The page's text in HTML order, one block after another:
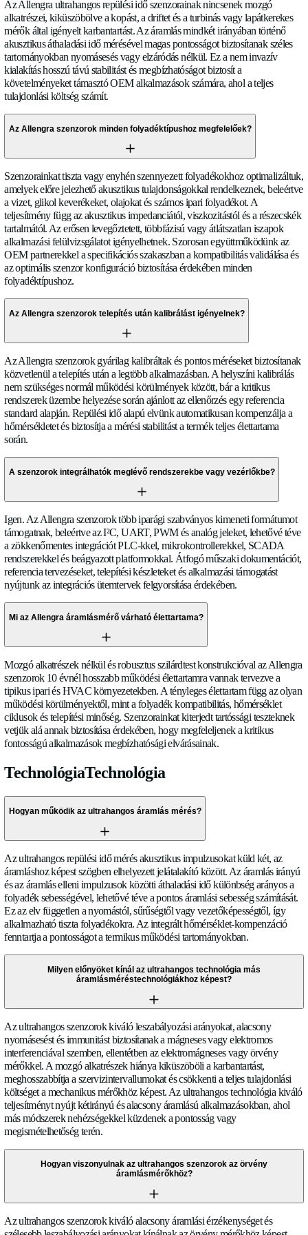
RÓLUNK
HÍREK
KARRIER
KAPCSOLAT
English
Deutsch
Espanol
Francais
Romana
Italiano
日本語
LinkedInTwitterFacebook
Mi teszi az Allengra áramlásmérőit különbözővé a
mechanikus mérőktől?
Az Allengra ultrahangos repülési idő szenzorainak nincsenek
alkatrészei, kiküszöbölve a kopást, a driftet és a turbinás vagy
mérők által igényelt karbantartást. Az áramlás mindkét
akusztikus áthaladási idő mérésével magas pontosságot
tartományokban nyomásesés vagy elzáródás nélkül. Ez a
követelményeket támasztó OEM alkalmazások számára, ahol
tulajdonlási költség számít.
Az Allengra szenzorok minden folyadéktípushoz
Szenzorainkat tiszta vagy enyhén szennyezett
amelyek előre jelezhető akusztikus tulajdonságokkal
a vizet, glikol keverékeket, olajokat és számos ipari
teljesítmény függ az akusztikus impedanciától, viszkozitástól
tartalmától. Az erősen levegőztetett, többfázisú vagy
alkalmazási felülvizsgálatot igényelhetnek. Szorosan
OEM partnerekkel a specifikációs szakaszban a
az optimális szenzor konfiguráció biztosítása érdekében
folyadéktípushoz.
Az Allengra szenzorok telepítés után kalibrálást igényelnek?
Az Allengra szenzorok gyárilag kalibráltak és pontos
közvetlenül a telepítés után a legtöbb alkalmazásban. A
nem szükséges normál működési körülmények között, bár a
rendszerek üzembe helyezése során ajánlott az ellenőrzés egy
standard alapján. Repülési idő alapú elvünk automatikusan
hőmérsékletet és biztosítja a mérési stabilitást a termék teljes
A szenzorok integrálhatók meglévő rendszerekbe vagy
Igen. Az Allengra szenzorok több iparági szabványos
támogatnak, beleértve az I²C, UART, PWM és analóg
rendszerekkel és beágyazott platformokkal. Átfogó műszaki
nyújtunk az integrációs ütemtervek felgyorsítása érdekében.
Mozgó alkatrészek nélkül és robusztus szilárdtest
szenzorok 10 évnél hosszabb működési élettartamra vannak
tipikus ipari és HVAC környezetekben. A tényleges
működési körülményektől, mint a folyadék kompatibilitás,
ciklusok és telepítési minőség. Szenzorainkat kiterjedt
fontosságú alkalmazások megbízhatósági elvárásainak.
TechnológiaTechnológia
Hogyan működik az ultrahangos áramlás mérés?
Az ultrahangos repülési idő mérés akusztikus impulzusokat
áramláshoz képest szögben elhelyezett jelátalakító között. Az
folyadék sebességével, lehetővé téve a pontos áramlási
Ez az elv független a nyomástól, sűrűségtől vagy